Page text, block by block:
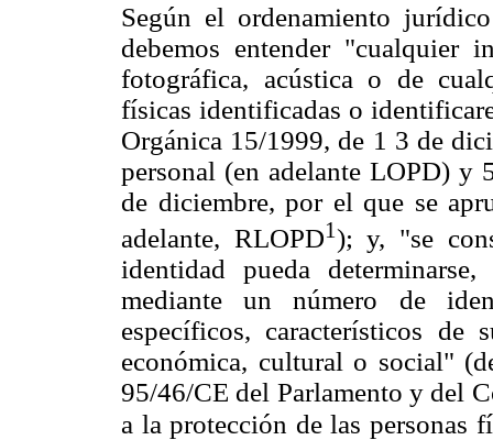
Según el ordenamiento
debemos entender "cualquier
fotográfica, acústica o de
físicas identificadas o
Orgánica 15/1999, de 1 3 de
personal (en adelante LOPD) y
de diciembre, por el que se
adelante, RLOPD1); y, "se
identidad pueda
mediante un número de
específicos, característicos
económica, cultural o social"
95/46/CE del Parlamento y del
a la protección de las personas